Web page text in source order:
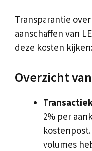
Transparantie
aanschaffen van
deze kosten kijken:
Overzicht
2% per
volumes